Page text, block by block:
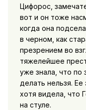
Цифорос,
вот и он тоже
когда она
в черном, как
презрением во
тяжелейшее
уже знала, что
делать нельзя. Ее
хотя видела, что
на стуле.